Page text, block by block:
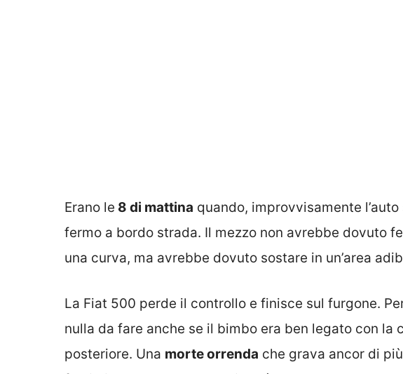
Erano le 8 di mattina quando, improvvisamente
fermo a bordo strada. Il mezzo non avrebbe dovuto
una curva, ma avrebbe dovuto sostare in un’area
La Fiat 500 perde il controllo e finisce sul furgone.
nulla da fare anche se il bimbo era ben legato con la
posteriore. Una morte orrenda che grava ancor di